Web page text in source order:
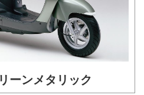
ーンメタリック